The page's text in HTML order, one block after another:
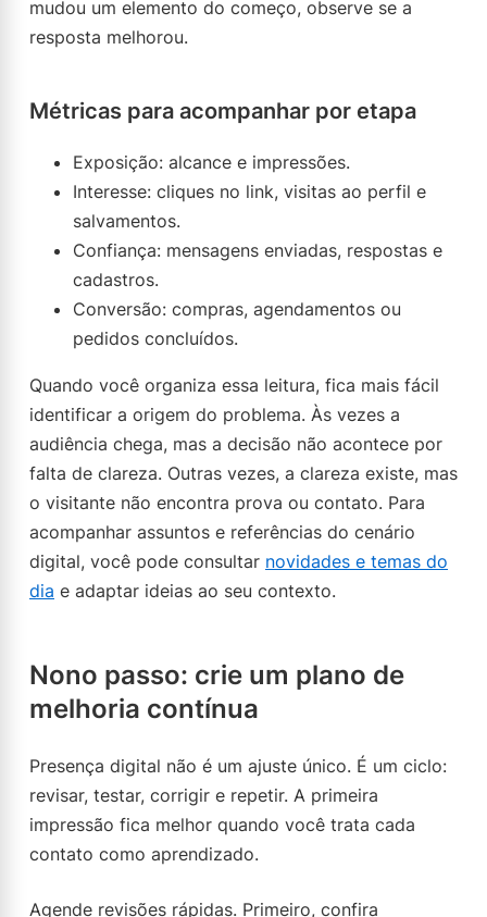
mudou um elemento do começo, observe se a
resposta melhorou.
Métricas para acompanhar por etapa
Exposição: alcance e impressões.
Interesse: cliques no link, visitas ao perfil e
salvamentos.
Confiança: mensagens enviadas, respostas e
cadastros.
Conversão: compras, agendamentos ou
pedidos concluídos.
Quando você organiza essa leitura, fica mais fácil
identificar a origem do problema. Às vezes a
audiência chega, mas a decisão não acontece por
falta de clareza. Outras vezes, a clareza existe, mas
o visitante não encontra prova ou contato. Para
acompanhar assuntos e referências do cenário
digital, você pode consultar novidades e temas do
dia e adaptar ideias ao seu contexto.
Nono passo: crie um plano de
melhoria contínua
Presença digital não é um ajuste único. É um ciclo:
revisar, testar, corrigir e repetir. A primeira
impressão fica melhor quando você trata cada
contato como aprendizado.
Agende revisões rápidas. Primeiro, confira